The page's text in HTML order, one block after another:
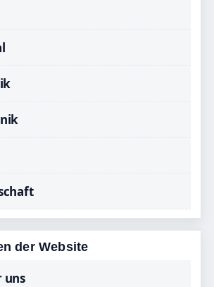
der Website
uns